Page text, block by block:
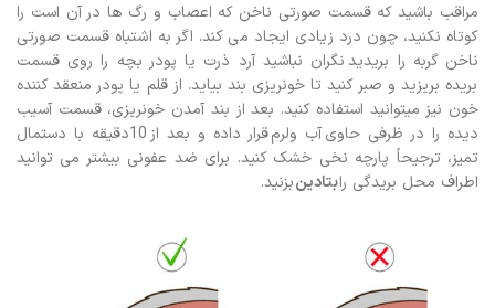
مراقب باشید که قسمت صورتی ناخن که اعصاب و رگ ها در آن است را
کوتاه نکنید، چون درد زیادی ایجاد می کند. اگر به اشتباه قسمت صورتی
ناخن گربه را بریدید نگران نباشید آرد ذرت یا پودر بچه را روی قسمت
بریده بریزید و صبر کنید تا خونریزی بند بیاید. از قلم یا پودر منعقد کننده
خون نیز میتوانید استفاده کنید. بعد از بند آمدن خونریزی، قسمت آسیب
دیده را در ظرفی حاوی آب ولرم قرار داده و بعد از
10دقیقه با دستمال
تمیز، ترجیحاً پارچه نخی خشک کنید. برای ضد عفونی بیشتر می توانید
اطراف محل بریدگی رابتادینبزنید.